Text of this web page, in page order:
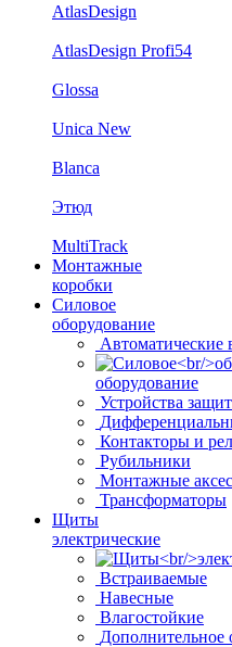
AtlasDesign
AtlasDesign Profi54
Glossa
Unica New
Blanca
Этюд
MultiTrack
Монтажные
коробки
Силовое
оборудование
Автоматические
оборудование
Устройства
Контакторы и
Рубильники
Монтажные
Трансформаторы
Щиты
электрические
Встраиваемые
Навесные
Влагостойкие
Дополнительное